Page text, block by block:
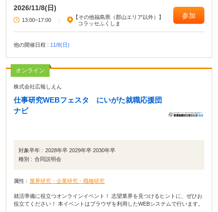
2026/11/8(日)
13:00~17:00 |
【その他福島県（郡山エリア以外）】
コラッセふくしま
参加
他の開催日程 : 11/8(日)
オンライン
株式会社広報しえん
仕事研究WEBフェスタ にいがた就職応援団
ナビ
対象卒年 : 2028年卒 2029年卒 2030年卒
種別 : 合同説明会
属性 : 業界研究・企業研究・職種研究
就活準備に役立つオンラインイベント！ 志望業界を見つけるヒントに、ぜひお
役立てください！ 本イベントはブラウザを利用したWEBシステムで行います。